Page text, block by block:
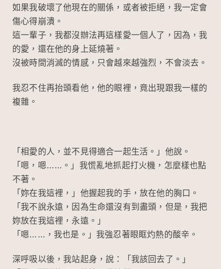
如果我破壞了他現在的關係，或者被拒絕，我一定會
傷心得崩潰。
這一輩子，我都沒辦法再這樣愛一個人了，因為，我
的愛，還在他的身上延燒著。
沒被時間消滅的情感，只會越來越強烈，不會淡去。
我忍不住再抬頭看他，他的眼裡，竟出現跟我一樣的
複雜。
「相愛的人，並不見得適合一起生活。」他說。
「嗯，嗯……。」我慌亂地抓起打火機，怎麼樣也點
不著。
「妳在我這裡，」他握起我的手，放在他的胸口。
「我不說永遠，因為生命還沒有到盡頭，但是，我把
妳放在我這裡，永遠。」
「嗯……，我也是。」我強忍著眼眶灼熱的酸辛。
深呼吸以後，我站起身，說：「我該回去了。」